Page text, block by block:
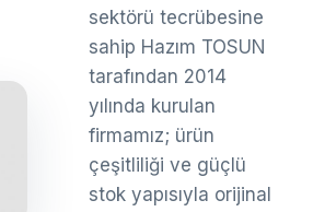
sektörü tecrübesine
sahip Hazım TOSUN
tarafından 2014
yılında kurulan
firmamız; ürün
çeşitliliği ve güçlü
stok yapısıyla orijinal